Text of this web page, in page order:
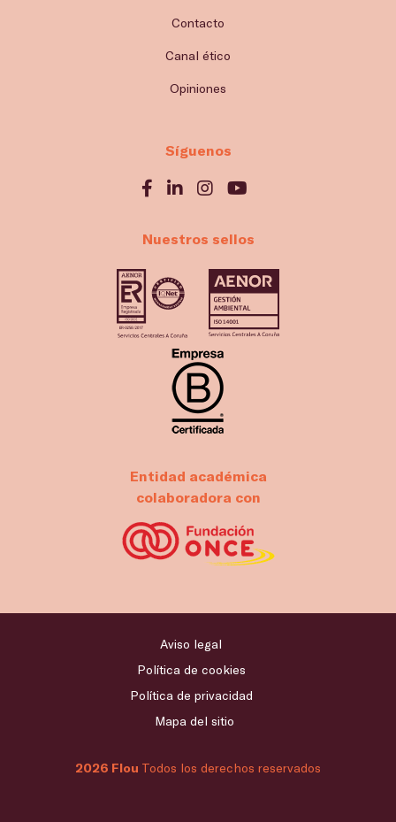
Contacto
Canal ético
Opiniones
Síguenos
Nuestros sellos
Entidad académica
colaboradora con
2026 Flou Todos los derechos reservados
Aviso legal
Política de cookies
Política de privacidad
Mapa del sitio